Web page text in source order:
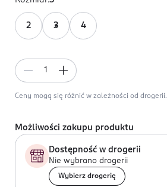
2 3 4
Ceny mogą się różnić w zależności od drogerii.
Możliwości zakupu produktu
Dostępność w drogerii
Nie wybrano drogerii
Wybierz drogerię